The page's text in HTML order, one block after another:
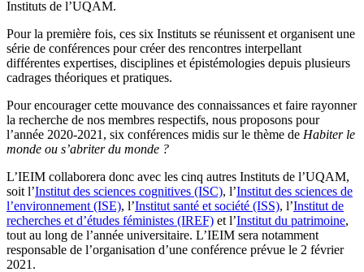
Instituts de l’UQAM.
Pour la première fois, ces six Instituts se réunissent et organisent une
série de conférences pour créer des rencontres interpellant
différentes expertises, disciplines et épistémologies depuis plusieurs
cadrages théoriques et pratiques.
Pour encourager cette mouvance des connaissances et faire rayonner
la recherche de nos membres respectifs, nous proposons pour
l’année 2020-2021, six conférences midis sur le thème de Habiter le
monde ou s’abriter du monde ?
L’IEIM collaborera donc avec les cinq autres Instituts de l’UQAM,
soit l’Institut des sciences cognitives (ISC), l’Institut des sciences de
l’environnement (ISE), l’Institut santé et société (ISS), l’Institut de
recherches et d’études féministes (IREF) et l’Institut du patrimoine,
tout au long de l’année universitaire. L’IEIM sera notamment
responsable de l’organisation d’une conférence prévue le 2 février
2021.